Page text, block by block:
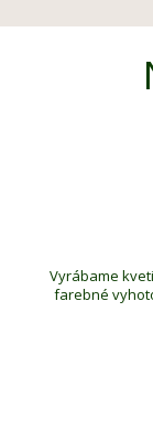
Vyrábame
farebné